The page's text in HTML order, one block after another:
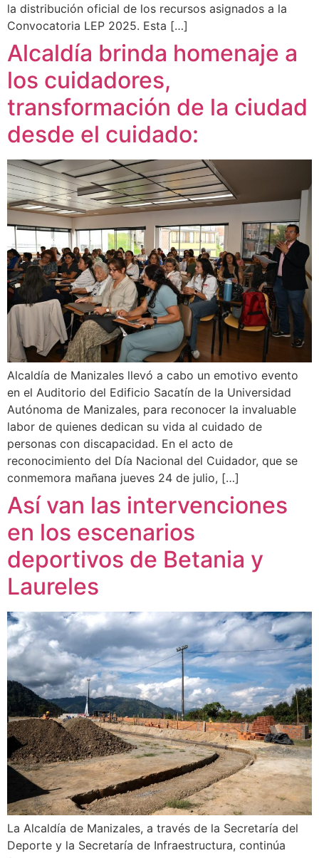
la distribución oficial de los recursos asignados a la
Convocatoria LEP 2025. Esta […]
Alcaldía brinda homenaje a
los cuidadores,
transformación de la ciudad
desde el cuidado:
Alcaldía de Manizales llevó a cabo un emotivo evento
en el Auditorio del Edificio Sacatín de la Universidad
Autónoma de Manizales, para reconocer la invaluable
labor de quienes dedican su vida al cuidado de
personas con discapacidad. En el acto de
reconocimiento del Día Nacional del Cuidador, que se
conmemora mañana jueves 24 de julio, […]
Así van las intervenciones
en los escenarios
deportivos de Betania y
Laureles
La Alcaldía de Manizales, a través de la Secretaría del
Deporte y la Secretaría de Infraestructura, continúa